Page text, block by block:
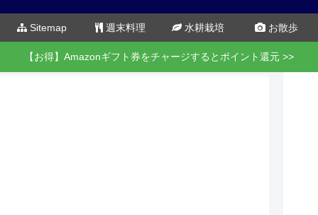
Sitemap 週末料理 水耕栽培 お散歩
【お得】Amazonギフト券をチャージするとポイント還元 >>